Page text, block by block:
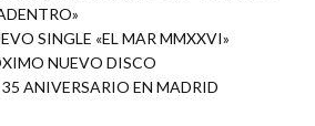
SINGLE «EL MAR MMXXVI»
NUEVO DISCO
ANIVERSARIO EN MADRID